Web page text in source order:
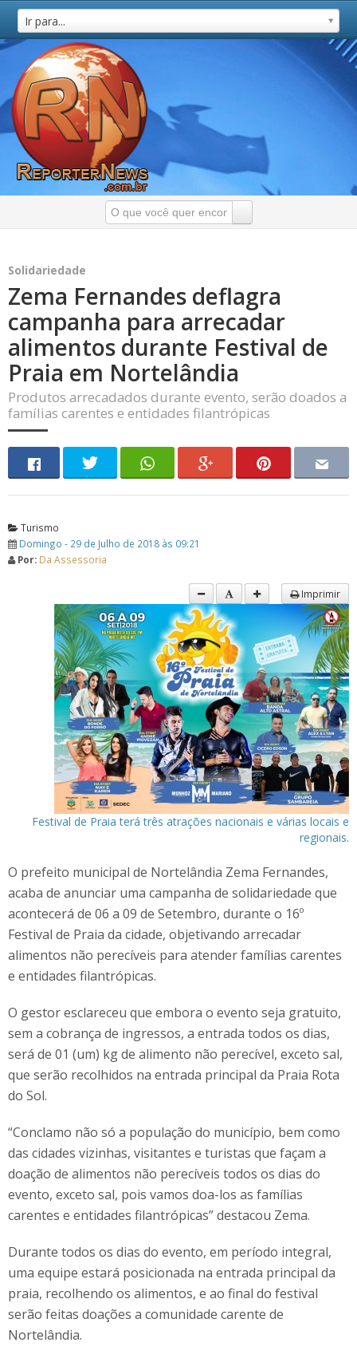
Ir para...
Solidariedade
Zema Fernandes deflagra
campanha para arrecadar
alimentos durante Festival de
Praia em Nortelândia
Produtos arrecadados durante evento, serão doados a
famílias carentes e entidades filantrópicas
Turismo
Domingo - 29 de Julho de 2018 às 09:21
Por: Da Assessoria
Imprimir
Festival de Praia terá três atrações nacionais e várias locais e
regionais.
O prefeito municipal de Nortelândia Zema Fernandes,
acaba de anunciar uma campanha de solidariedade que
acontecerá de 06 a 09 de Setembro, durante o 16º
Festival de Praia da cidade, objetivando arrecadar
alimentos não perecíveis para atender famílias carentes
e entidades filantrópicas.
O gestor esclareceu que embora o evento seja gratuito,
sem a cobrança de ingressos, a entrada todos os dias,
será de 01 (um) kg de alimento não perecível, exceto sal,
que serão recolhidos na entrada principal da Praia Rota
do Sol.
“Conclamo não só a população do município, bem como
das cidades vizinhas, visitantes e turistas que façam a
doação de alimentos não perecíveis todos os dias do
evento, exceto sal, pois vamos doa-los as famílias
carentes e entidades filantrópicas” destacou Zema.
Durante todos os dias do evento, em período integral,
uma equipe estará posicionada na entrada principal da
praia, recolhendo os alimentos, e ao final do festival
serão feitas doações a comunidade carente de
Nortelândia.